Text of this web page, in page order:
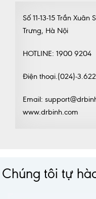
Số 11-13-15 Trần
Trưng, Hà Nội
HOTLINE: 1900 9204
Điện thoại.(024)-
Email:
www.drbinh.com
Chúng tôi tự